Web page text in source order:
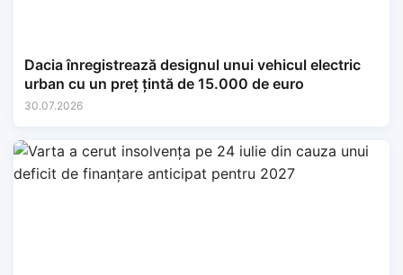
Dacia înregistrează designul unui vehicul electric
urban cu un preț țintă de 15.000 de euro
30.07.2026